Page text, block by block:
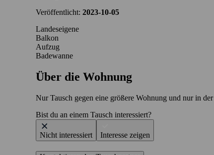
Veröffentlicht: 2023-10-05
Landeseigene
Balkon
Aufzug
Badewanne
Über die Wohnung
Nur Tausch gegen eine größere Wohnung und nur in
Bist du an einem Tausch interessiert?
Nicht interessiert Interesse zeigen